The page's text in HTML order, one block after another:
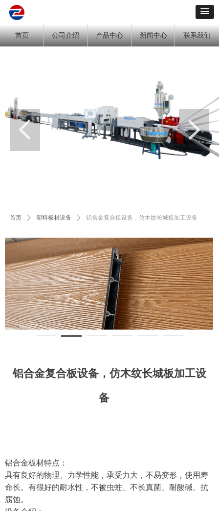
首页 公司介绍 产品中心 新闻中心 联系我们
넳 넲
首页 ꄲ 塑料板材设备 ꄲ 铝合金复合板设备，仿木纹长城板加工设备
铝合金复合板设备，仿木纹长城板加工设
备
铝合金板材特点：
具有良好的物理、力学性能，承受力大，不易变形，使用寿
命长。有很好的耐水性，不被虫蛀、不长真菌、耐酸碱、抗
腐蚀。